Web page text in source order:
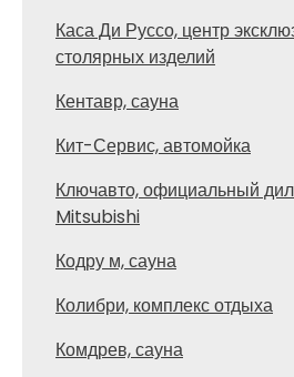
Каса Ди Руссо, центр
столярных изделий
Кентавр, сауна
Кит-Сервис, автомойка
Ключавто, официальный
Mitsubishi
Кодру м, сауна
Колибри, комплекс отдыха
Комдрев, сауна